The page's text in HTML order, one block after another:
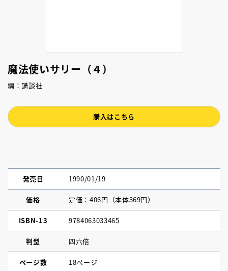
魔法使いサリー（４）
編：講談社
購入はこちら
発売日 1990/01/19
価格 定価：406円（本体369円）
ISBN-13 9784063033465
判型 四六倍
ページ数 18ページ